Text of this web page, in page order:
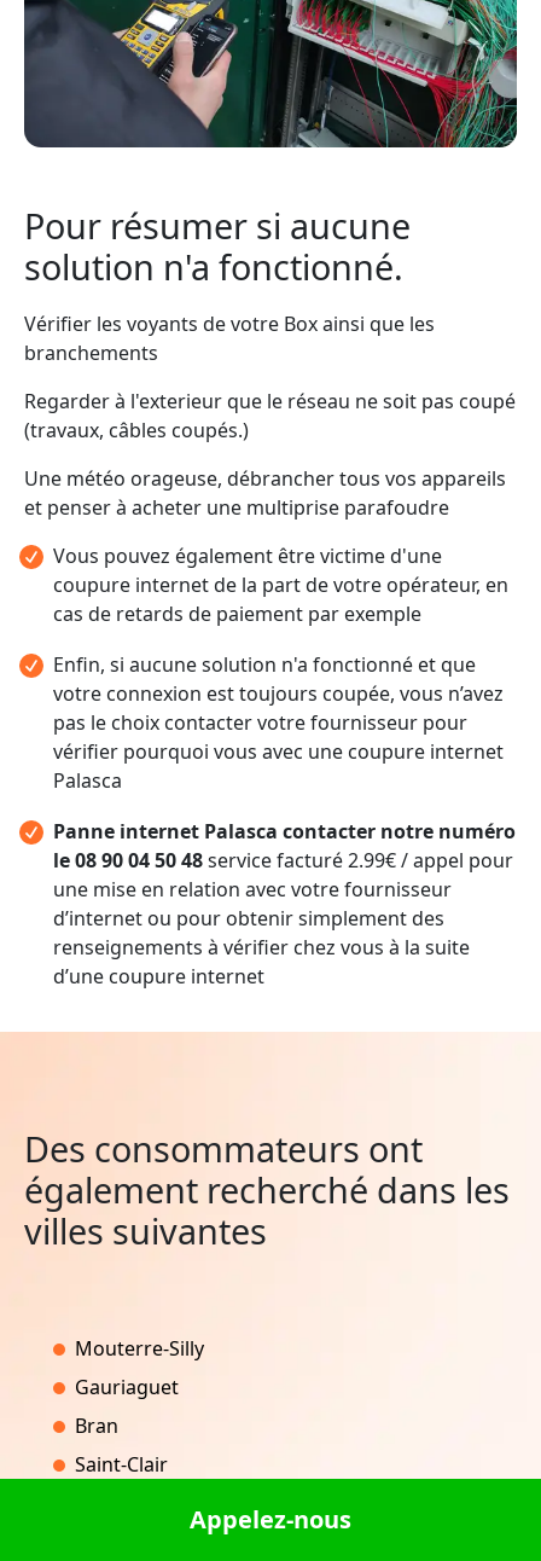
Pour résumer si aucune
solution n'a fonctionné.
Vérifier les voyants de votre Box ainsi que les
branchements
Regarder à l'exterieur que le réseau ne soit pas coupé
(travaux, câbles coupés.)
Une météo orageuse, débrancher tous vos appareils
et penser à acheter une multiprise parafoudre
Vous pouvez également être victime d'une
coupure internet de la part de votre opérateur, en
cas de retards de paiement par exemple
Enfin, si aucune solution n'a fonctionné et que
votre connexion est toujours coupée, vous n’avez
pas le choix contacter votre fournisseur pour
vérifier pourquoi vous avec une coupure internet
Palasca
Panne internet Palasca contacter notre numéro
le 08 90 04 50 48service facturé 2.99€ / appel pour
une mise en relation avec votre fournisseur
d’internet ou pour obtenir simplement des
renseignements à vérifier chez vous à la suite
d’une coupure internet
Des consommateurs ont
également recherché dans les
villes suivantes
Mouterre-Silly
Gauriaguet
Bran
Saint-Clair
Appelez-nous